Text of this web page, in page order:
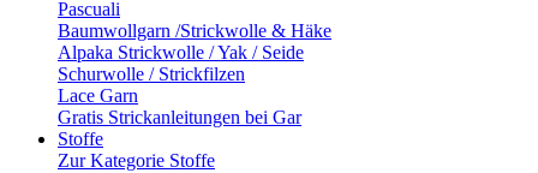
Pascuali
Baumwollgarn /Strickwolle & Häke
Alpaka Strickwolle / Yak / Seide
Schurwolle / Strickfilzen
Lace Garn
Gratis Strickanleitungen bei Gar
Stoffe
Zur Kategorie Stoffe